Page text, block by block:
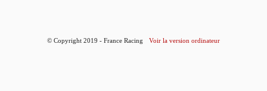
© Copyright 2019 - France Racing Voir la version ordinateur